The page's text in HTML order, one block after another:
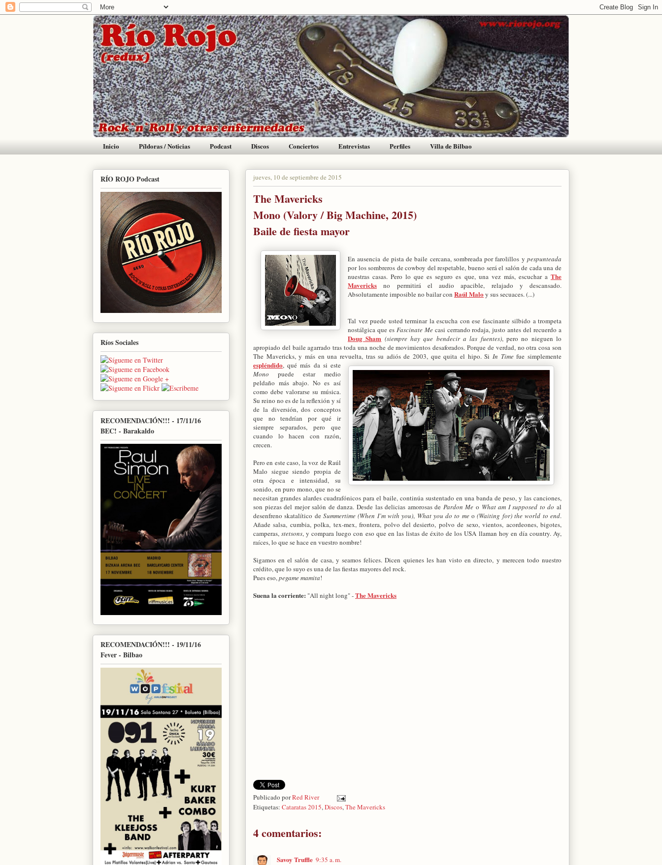
Inicio Píldoras / Noticias Podcast Discos Conciertos Entrevistas Perfiles Villa de Bilbao
jueves, 10 de septiembre de 2015
The Mavericks
Mono (Valory / Big Machine, 2015)
Baile de fiesta mayor
En ausencia de pista de baile cercana, sombreada por farolillos y pespunteada
por los sombreros de cowboy del respetable, bueno será el salón de cada una de
nuestras casas. Pero lo que es seguro es que, una vez más, escuchar a The
Mavericks no permitirá el audio apacible, relajado y descansado.
Absolutamente imposible no bailar con Raúl Malo y sus secuaces. (...)
Tal vez puede usted terminar la escucha con ese fascinante silbido a trompeta
nostálgica que es Fascinate Mecasi cerrando rodaja, justo antes del recuerdo a
Doug Sham (siempre hay que bendecir a las fuentes), pero no nieguen lo
apropiado del baile agarrado tras toda una noche de movimientos desaforados. Porque de verdad, no otra cosa son
The Mavericks, y más en una revuelta, tras su adiós de 2003, que quita el hipo. Si In Timefue simplemente
espléndido,qué más da si este
Mono puede estar medio
peldaño más abajo. No es así
como debe valorarse su música.
Su reino no es de la reflexión y sí
de la diversión, dos conceptos
que no tendrían por qué ir
siempre separados, pero que
cuando lo hacen con razón,
crecen.
Pero en este caso, la voz de Raúl
Malo siegue siendo propia de
otra época e intensidad, su
sonido, en puro mono, que no se
necesitan grandes alardes cuadrafónicos para el baile, continúa sustentado en una banda de peso, y las canciones,
son piezas del mejor salón de danza. Desde las delicias amorosas de Pardon Me o What am I supposed to do al
desenfreno skatalítico de Summertime (When I’m with you), What you do to meo(Waiting for) the world to end.
Añade salsa, cumbia, polka, tex-mex, frontera, polvo del desierto, polvo de sexo, vientos, acordeones, bigotes,
camperas,stetsons, y compara luego con eso que en las listas de éxito de los USA llaman hoy en día country. Ay,
raíces, lo que se hace en vuestro nombre!
Sigamos en el salón de casa, y seamos felices. Dicen quienes les han visto en directo, y merecen todo nuestro
crédito, que lo suyo es una de las fiestas mayores del rock.
Pues eso, pegame mamita!
Suena la corriente: "All night long" -The Mavericks
Publicado porRed River
Etiquetas: Cataratas 2015,Discos,The Mavericks
4 comentarios:
Savoy Truffle 9:35 a. m.
RÍO ROJO Podcast
Ríos Sociales
RECOMENDACIÓN!!! - 17/11/16
BEC! - Barakaldo
RECOMENDACIÓN!!! - 19/11/16
Fever - Bilbao